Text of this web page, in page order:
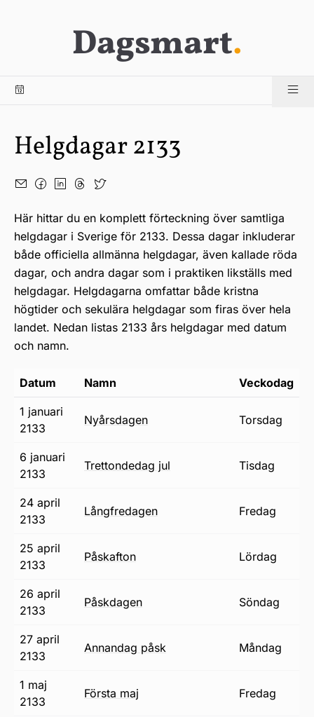
Dagsmart.
Helgdagar 2133
Här hittar du en komplett förteckning över samtliga
helgdagar i Sverige för 2133. Dessa dagar inkluderar
både officiella allmänna helgdagar, även kallade röda
dagar, och andra dagar som i praktiken likställs med
helgdagar. Helgdagarna omfattar både kristna
högtider och sekulära helgdagar som firas över hela
landet. Nedan listas 2133 års helgdagar med datum
och namn.
Datum Namn Veckodag
1 januari
2133
nyårsdagen torsdag
6 januari
2133
trettondedag jul tisdag
24 april
2133
långfredagen fredag
25 april
2133
påskafton lördag
26 april
2133
påskdagen söndag
27 april
2133
annandag påsk måndag
1 maj
2133
första maj fredag